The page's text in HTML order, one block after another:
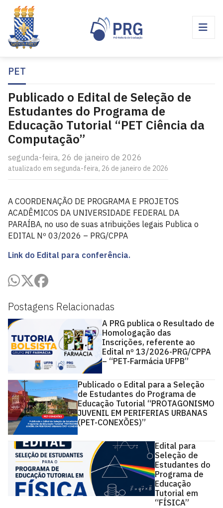
Postagens Relacionadas
A PRG publica o Resultado de
Homologação das
Inscrições, referente ao
Edital nº 13/2026-PRG/CPPA
– “PET-Farmácia UFPB”
Publicado o Edital para a Seleção
de Estudantes do Programa de
Educação Tutorial “PROTAGONISMO
JUVENIL EM PERIFERIAS URBANAS
(PET-CONEXÕES)”
Edital para
Seleção de
Estudantes do
Programa de
Educação
Tutorial em
“FÍSICA”
PET
Publicado o Edital de Seleção de
Estudantes do Programa de
Educação Tutorial “PET Ciência da
Computação”
segunda-feira, 26 de janeiro de 2026
atualizado em segunda-feira, 26 de janeiro de 2026
A COORDENAÇÃO DE PROGRAMA E PROJETOS
ACADÊMICOS DA UNIVERSIDADE FEDERAL DA
PARAÍBA, no uso de suas atribuições legais Publica o
EDITAL Nº 03/2026 – PRG/CPPA
Link do Edital para conferência.